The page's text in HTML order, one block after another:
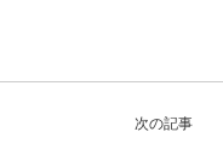
次の記事